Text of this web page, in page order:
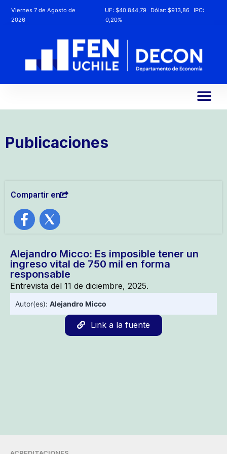
Viernes 7 de Agosto de
2026
UF: $40.844,79 Dólar: $913,86
IPC:
-0,20%
Publicaciones
Compartir en
Alejandro Micco: Es imposible tener un
ingreso vital de 750 mil en forma
responsable
Entrevista del 11 de diciembre, 2025.
Autor(es): Alejandro Micco
Link a la fuente